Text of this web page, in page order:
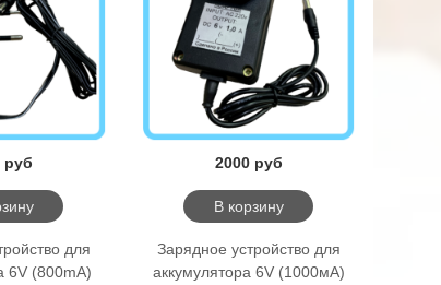
руб
для
6V (800mA)
2000 руб
В корзину
Зарядное уcтройство для
аккумулятора 6V (1000мА)